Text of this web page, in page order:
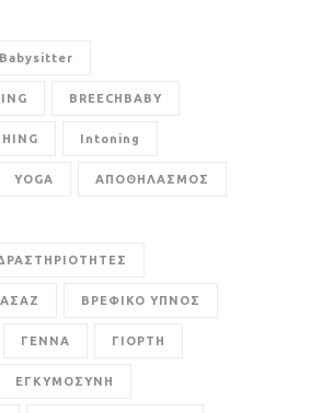
Babysitter
BREECHBABY
Intoning
YOGA ΑΠΟΘΗΛΑΣΜΟΣ
ΒΡΕΦΙΚΟ ΥΠΝΟΣ
ΓΕΝΝΑ ΓΙΟΡΤΗ
ΕΓΚΥΜΟΣΥΝΗ